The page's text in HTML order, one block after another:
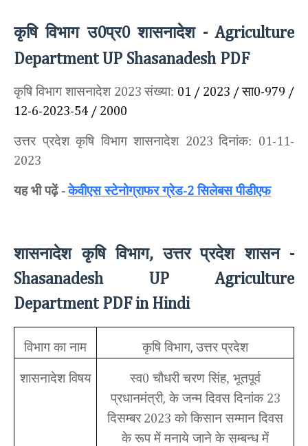
कृषि विभाग उ0प्र0शासनादेश- Agriculture
Department UP Shasanadesh PDF
कृषि विभाग शासनादेश 2023 संख्या: 01 / 2023 /सा0-979 /
12-6-2023-54 / 2000
उत्तर प्रदेश कृषि विभाग शासनादेश 2023दिनांक:
01-11-
2023
यह भी पढ़ें -केवीएस स्टेनोग्राफर ग्रेड-2 सिलेबस पीडीएफ
शासनादेश कृषि विभाग,उत्तर प्रदेश शासन -
Shasanadesh UP Agriculture
Department PDF in Hindi
विभाग का नाम कृषि विभाग, उत्तर प्रदेश
शासनादेश विषय स्व0 चौधरी चरण सिंह, भूतपूर्व
प्रधानमंत्री, के जन्म दिवस दिनांक 23
दिसम्बर2023 को किसान सम्मान दिवस
के रूप में मनाये जाने के सम्बन्ध में